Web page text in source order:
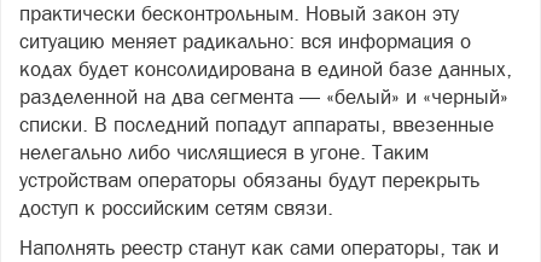
практически бесконтрольным. Новый закон эту
ситуацию меняет радикально: вся информация о
кодах будет консолидирована в единой базе данных,
разделенной на два сегмента — «белый» и «черный»
списки. В последний попадут аппараты, ввезенные
нелегально либо числящиеся в угоне. Таким
устройствам операторы обязаны будут перекрыть
доступ к российским сетям связи.
Наполнять реестр станут как сами операторы, так и